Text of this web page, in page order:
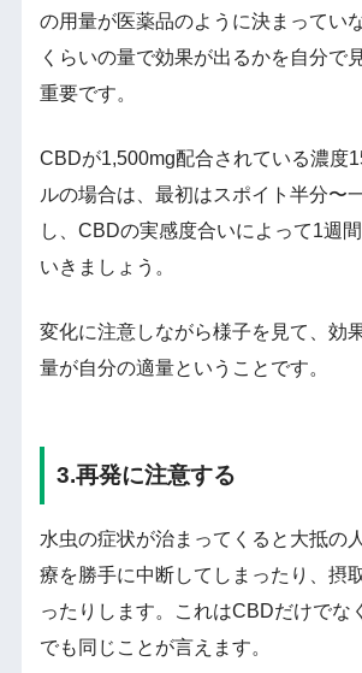
の用量が医薬品のように決まってい
くらいの量で効果が出るかを自分で
重要です。
CBDが1,500mg配合されている濃度
ルの場合は、最初はスポイト半分〜
し、CBDの実感度合いによって1週
いきましょう。
変化に注意しながら様子を見て、効
量が自分の適量ということです。
3.再発に注意する
水虫の症状が治まってくると大抵の
療を勝手に中断してしまったり、摂
ったりします。これはCBDだけでな
でも同じことが言えます。